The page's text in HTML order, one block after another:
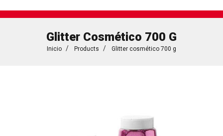
Glitter Cosmético 700 G
Inicio Products Glitter cosmético 700 g